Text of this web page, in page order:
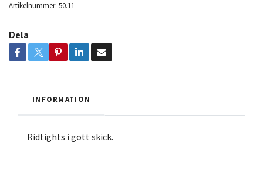
Artikelnummer: 50.11
Dela
INFORMATION
Ridtights i gott skick.